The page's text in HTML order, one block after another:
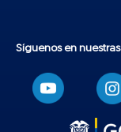
Síguenos en